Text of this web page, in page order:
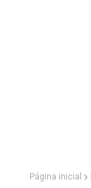
Página inicial